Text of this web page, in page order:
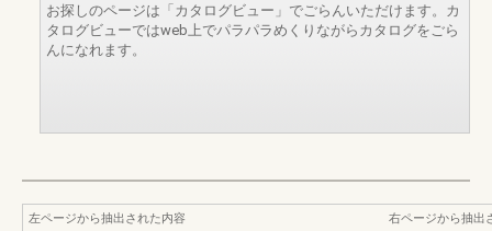
お探しのページは「カタログビュー」でごらんいただけます。カ
タログビューではweb上でパラパラめくりながらカタログをごら
んになれます。
左ページから抽出された内容
右ページから抽出